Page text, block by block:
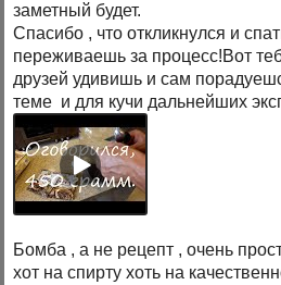
заметный будет.
Спасибо , что откликнулся и
переживаешь за процесс!Вот
друзей удивишь и сам
теме и для кучи дальнейших
Бомба , а не рецепт , очень
хот на спирту хоть на